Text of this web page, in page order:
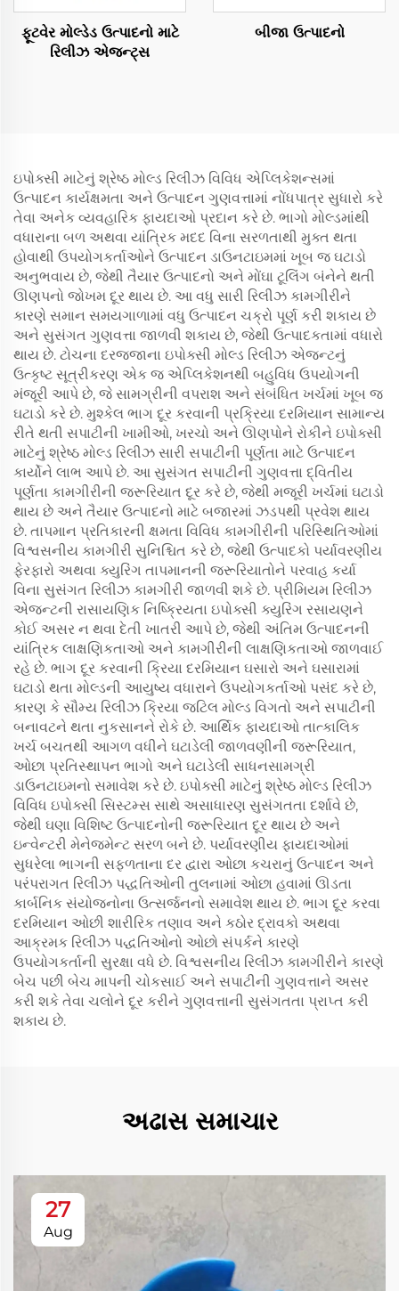
ફૂટવેર મોલ્ડેડ ઉત્પાદનો માટે
રિલીઝ એજન્ટ્સ
બીજા ઉત્પાદનો
ઇપોક્સી માટેનું શ્રેષ્ઠ મોલ્ડ રિલીઝ વિવિધ એપ્લિકેશન્સમાં
ઉત્પાદન કાર્યક્ષમતા અને ઉત્પાદન ગુણવત્તામાં નોંધપાત્ર સુધારો કરે
તેવા અનેક વ્યવહારિક ફાયદાઓ પ્રદાન કરે છે. ભાગો મોલ્ડમાંથી
વધારાના બળ અથવા યાંત્રિક મદદ વિના સરળતાથી મુક્ત થતા
હોવાથી ઉપયોગકર્તાઓને ઉત્પાદન ડાઉનટાઇમમાં ખૂબ જ ઘટાડો
અનુભવાય છે, જેથી તૈયાર ઉત્પાદનો અને મોંઘા ટૂલિંગ બંનેને થતી
ઊણપનો જોખમ દૂર થાય છે. આ વધુ સારી રિલીઝ કામગીરીને
કારણે સમાન સમયગાળામાં વધુ ઉત્પાદન ચક્રો પૂર્ણ કરી શકાય છે
અને સુસંગત ગુણવત્તા જાળવી શકાય છે, જેથી ઉત્પાદકતામાં વધારો
થાય છે. ટોચના દરજ્જાના ઇપોક્સી મોલ્ડ રિલીઝ એજન્ટનું
ઉત્કૃષ્ટ સૂત્રીકરણ એક જ એપ્લિકેશનથી બહુવિધ ઉપયોગની
મંજૂરી આપે છે, જે સામગ્રીની વપરાશ અને સંબંધિત ખર્ચમાં ખૂબ જ
ઘટાડો કરે છે. મુશ્કેલ ભાગ દૂર કરવાની પ્રક્રિયા દરમિયાન સામાન્ય
રીતે થતી સપાટીની ખામીઓ, ખરચો અને ઊણપોને રોકીને ઇપોક્સી
માટેનું શ્રેષ્ઠ મોલ્ડ રિલીઝ સારી સપાટીની પૂર્ણતા માટે ઉત્પાદન
કાર્યોને લાભ આપે છે. આ સુસંગત સપાટીની ગુણવત્તા દ્વિતીય
પૂર્ણતા કામગીરીની જરૂરિયાત દૂર કરે છે, જેથી મજૂરી ખર્ચમાં ઘટાડો
થાય છે અને તૈયાર ઉત્પાદનો માટે બજારમાં ઝડપથી પ્રવેશ થાય
છે. તાપમાન પ્રતિકારની ક્ષમતા વિવિધ કામગીરીની પરિસ્થિતિઓમાં
વિશ્વસનીય કામગીરી સુનિશ્ચિત કરે છે, જેથી ઉત્પાદકો પર્યાવરણીય
ફેરફારો અથવા ક્યુરિંગ તાપમાનની જરૂરિયાતોને પરવાહ કર્યા
વિના સુસંગત રિલીઝ કામગીરી જાળવી શકે છે. પ્રીમિયમ રિલીઝ
એજન્ટની રાસાયણિક નિષ્ક્રિયતા ઇપોક્સી ક્યુરિંગ રસાયણને
કોઈ અસર ન થવા દેતી ખાતરી આપે છે, જેથી અંતિમ ઉત્પાદનની
યાંત્રિક લાક્ષણિકતાઓ અને કામગીરીની લાક્ષણિકતાઓ જાળવાઈ
રહે છે. ભાગ દૂર કરવાની ક્રિયા દરમિયાન ઘસારો અને ઘસારામાં
ઘટાડો થતા મોલ્ડની આયુષ્ય વધારાને ઉપયોગકર્તાઓ પસંદ કરે છે,
કારણ કે સૌમ્ય રિલીઝ ક્રિયા જટિલ મોલ્ડ વિગતો અને સપાટીની
બનાવટને થતા નુકસાનને રોકે છે. આર્થિક ફાયદાઓ તાત્કાલિક
ખર્ચ બચતથી આગળ વધીને ઘટાડેલી જાળવણીની જરૂરિયાત,
ઓછા પ્રતિસ્થાપન ભાગો અને ઘટાડેલી સાધનસામગ્રી
ડાઉનટાઇમનો સમાવેશ કરે છે. ઇપોક્સી માટેનું શ્રેષ્ઠ મોલ્ડ રિલીઝ
વિવિધ ઇપોક્સી સિસ્ટમ્સ સાથે અસાધારણ સુસંગતતા દર્શાવે છે,
જેથી ઘણા વિશિષ્ટ ઉત્પાદનોની જરૂરિયાત દૂર થાય છે અને
ઇન્વેન્ટરી મેનેજમેન્ટ સરળ બને છે. પર્યાવરણીય ફાયદાઓમાં
સુધરેલા ભાગની સફળતાના દર દ્વારા ઓછા કચરાનું ઉત્પાદન અને
પરંપરાગત રિલીઝ પદ્ધતિઓની તુલનામાં ઓછા હવામાં ઊડતા
કાર્બનિક સંયોજનોના ઉત્સર્જનનો સમાવેશ થાય છે. ભાગ દૂર કરવા
દરમિયાન ઓછી શારીરિક તણાવ અને કઠોર દ્રાવકો અથવા
આક્રમક રિલીઝ પદ્ધતિઓનો ઓછો સંપર્કને કારણે
ઉપયોગકર્તાની સુરક્ષા વધે છે. વિશ્વસનીય રિલીઝ કામગીરીને કારણે
બેચ પછી બેચ માપની ચોકસાઈ અને સપાટીની ગુણવત્તાને અસર
કરી શકે તેવા ચલોને દૂર કરીને ગુણવત્તાની સુસંગતતા પ્રાપ્ત કરી
શકાય છે.
અઢાસ સમાચાર
27
Aug